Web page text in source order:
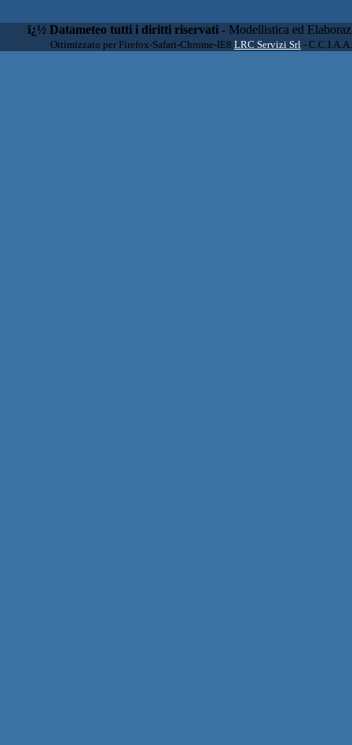
ï¿½ Datameteo tutti i diritti riservati - Modellistica ed
Ottimizzato per Firefox-Safari-Chrome-IE8 LRC Servizi Srl -